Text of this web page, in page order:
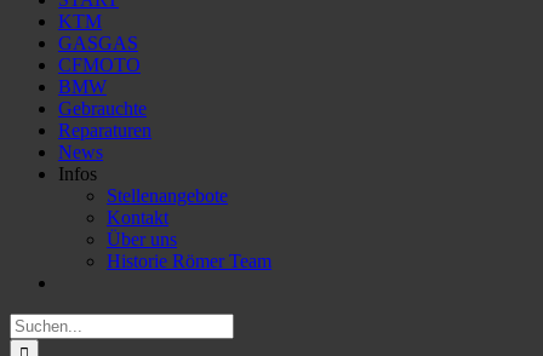
KTM
GASGAS
CFMOTO
BMW
Gebrauchte
Reparaturen
News
Infos
Stellenangebote
Kontakt
Über uns
Historie Römer Team
Suche
nach: